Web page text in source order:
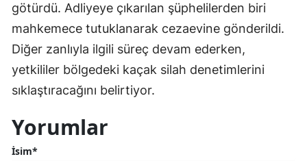
götürdü. Adliyeye çıkarılan şüphelilerden biri
mahkemece tutuklanarak cezaevine gönderildi.
Diğer zanlıyla ilgili süreç devam ederken,
yetkililer bölgedeki kaçak silah denetimlerini
sıklaştıracağını belirtiyor.
Yorumlar
İsim*